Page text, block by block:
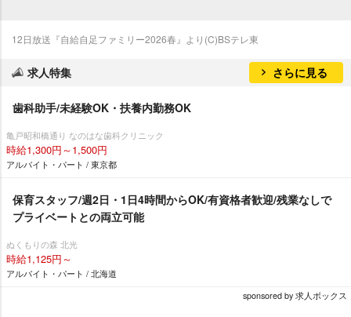
12日放送『自給自足ファミリー2026春』より(C)BSテレ東
求人特集 さらに見る
歯科助手/未経験OK・扶養内勤務OK
亀戸昭和橋通り なのはな歯科クリニック
時給1,300円～1,500円
アルバイト・パート / 東京都
保育スタッフ/週2日・1日4時間からOK/有資格者歓迎/残業なしで
プライベートとの両立可能
ぬくもりの森 北光
時給1,125円～
アルバイト・パート / 北海道
sponsored by 求人ボックス